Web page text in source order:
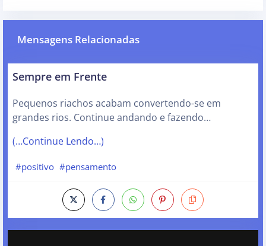
Mensagens Relacionadas
Sempre em Frente
Pequenos riachos acabam convertendo-se em
grandes rios. Continue andando e fazendo…
(…Continue Lendo…)
#positivo #pensamento